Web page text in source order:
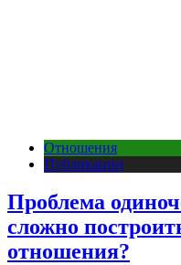
Отношения
Публикации
Проблема
сложно
отношения?